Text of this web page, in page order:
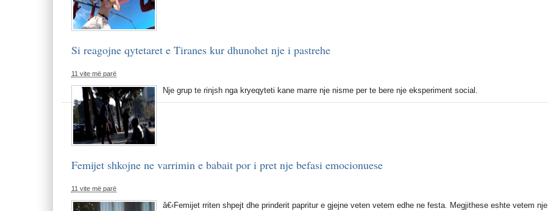
Si reagojne qytetaret e Tiranes kur dhunohet nje i pastrehe
11 vite më parë
Nje grup te rinjsh nga kryeqyteti kane marre nje nisme per te bere nje eksperiment social.
Femijet shkojne ne varrimin e babait por i pret nje befasi emocionuese
11 vite më parë
â€‹Femijet rriten shpejt dhe prinderit papritur e gjejne veten vetem edhe ne festa. Megjithese eshte vetem nje